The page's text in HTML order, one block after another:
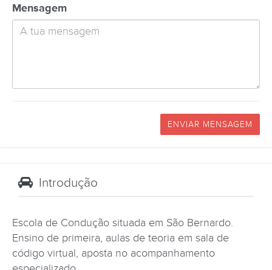
Mensagem
ENVIAR MENSAGEM
Introdução
Escola de Condução situada em São Bernardo.
Ensino de primeira, aulas de teoria em sala de
código virtual, aposta no acompanhamento